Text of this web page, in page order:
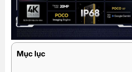
Mục lục